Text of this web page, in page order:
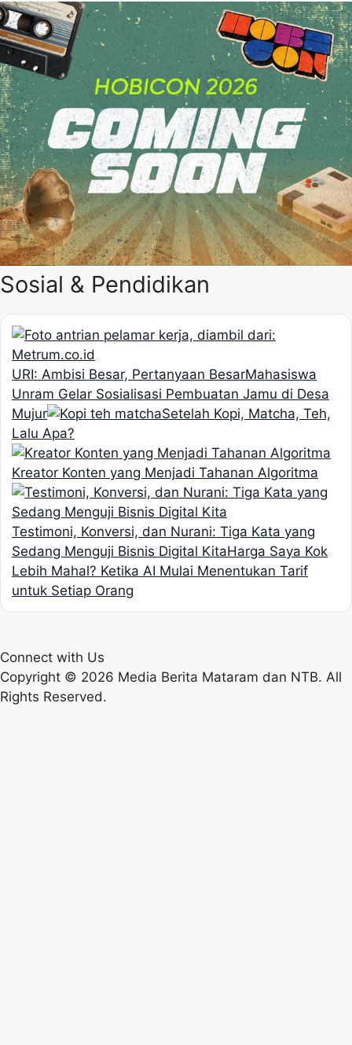
Sosial & Pendidikan
URI: Ambisi Besar, Pertanyaan BesarMahasiswa
Unram Gelar Sosialisasi Pembuatan Jamu di Desa
Mujur
Setelah Kopi, Matcha, Teh,
Lalu Apa?
Kreator Konten yang Menjadi Tahanan Algoritma
Testimoni, Konversi, dan Nurani: Tiga Kata yang
Sedang Menguji Bisnis Digital KitaHarga Saya Kok
Lebih Mahal? Ketika AI Mulai Menentukan Tarif
untuk Setiap Orang
Connect with Us
Copyright © 2026 Media Berita Mataram dan NTB. All
Rights Reserved.